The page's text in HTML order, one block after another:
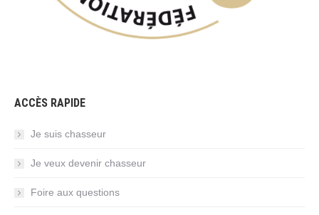
ACCÈS RAPIDE
Je suis chasseur
Je veux devenir chasseur
Foire aux questions